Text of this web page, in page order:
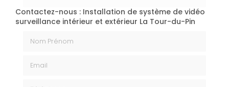
Contactez-nous : Installation de système de vidéo
surveillance intérieur et extérieur La Tour-du-Pin